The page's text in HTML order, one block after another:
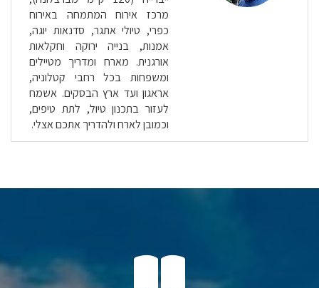
מרכז אירוח המתמחה באירוח
כפרי, טיולי אתגר, סדנאות יוגה,
אמנות, בנייה ירוקה וחקלאות
אורגנית. מארח ומדריך מטיילים
ומשפחות בכל רחבי קטלוניה,
אראגון ועד ארץ הבסקים. אשמח
לעזור בתכנון טיול, לתת טיפים,
וכמובן לארח ולהדריך אתכם אצלי.